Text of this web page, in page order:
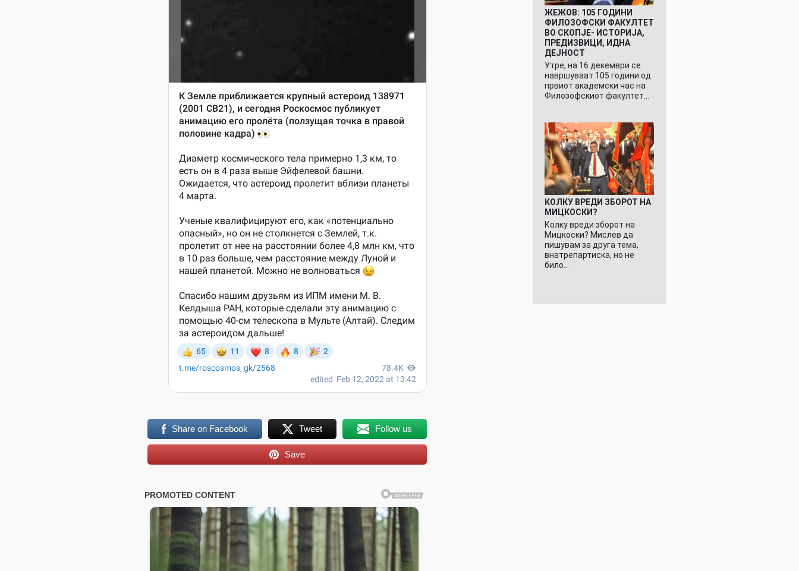
Share on Facebook Tweet Follow us
Save
ЖЕЖОВ: 105 ГОДИНИ
ФИЛОЗОФСКИ ФАКУЛТЕТ
ВО СКОПЈЕ- ИСТОРИЈА,
ПРЕДИЗВИЦИ, ИДНА
ДЕЈНОСТ
Утре, на 16 декември се
навршуваат 105 години од
првиот академски час на
Филозофскиот факултет…
КОЛКУ ВРЕДИ ЗБОРОТ НА
МИЦКОСКИ?
Колку вреди зборот на
Мицкоски? Мислев да
пишувам за друга тема,
внатрепартиска, но не
било…